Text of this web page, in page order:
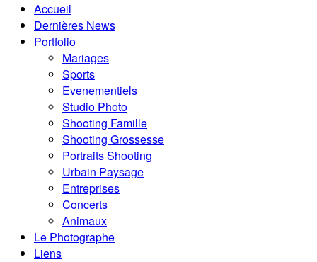
Accueil
Dernières News
Portfolio
Mariages
Sports
Evenementiels
Studio Photo
Shooting Famille
Shooting Grossesse
Portraits Shooting
Urbain Paysage
Entreprises
Concerts
Animaux
Le Photographe
Liens